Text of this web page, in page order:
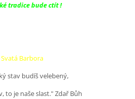
tradice bude ctít !
Svatá Barbora
stav budíš velebený,
to je naše slast." Zdař Bůh